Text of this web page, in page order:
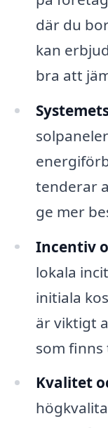
där du
kan
bra att
tenderar
ge mer
Incentiv
lokala
initiala
är viktigt
som
Kvalitet